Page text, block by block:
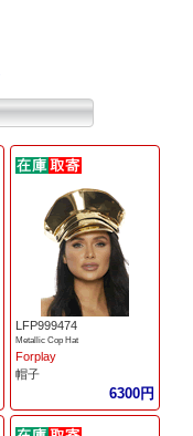
LFP999474
Metallic Cop Hat
Forplay
帽子
6300円